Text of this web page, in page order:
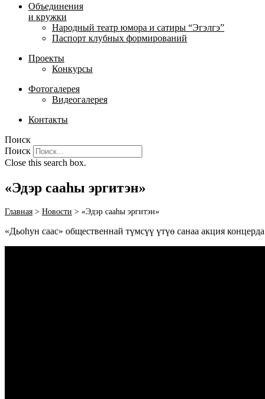
Объединения
и кружки
Народный театр юмора и сатиры “Эгэлгэ”
Паспорт клубных формирований
Проекты
Конкурсы
Фотогалерея
Видеогалерея
Контакты
Поиск
Поиск
Close this search box.
«Эдэр сааһы эргитэн»
Главная > Новости > «Эдэр сааһы эргитэн»
«Дьоһун саас» общественнай түмсүү үтүө санаа акция